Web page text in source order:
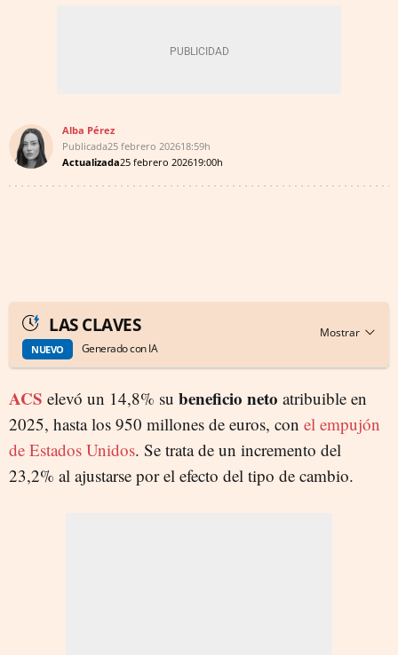
Alba Pérez
Publicada25 febrero 202618:59h
Actualizada25 febrero 202619:00h
LAS CLAVES
NUEVO Generado con IA
ACS elevó un 14,8% su beneficio neto atribuible en
2025, hasta los 950 millones de euros, con el empujón
de Estados Unidos. Se trata de un incremento del
23,2% al ajustarse por el efecto del tipo de cambio.